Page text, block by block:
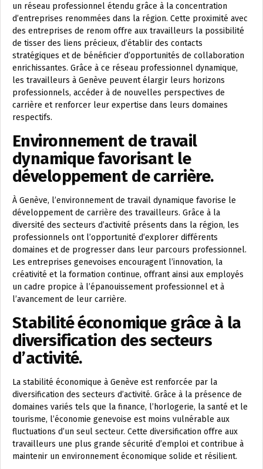
un réseau professionnel étendu grâce à la concentration
d’entreprises renommées dans la région. Cette proximité avec
des entreprises de renom offre aux travailleurs la possibilité
de tisser des liens précieux, d’établir des contacts
stratégiques et de bénéficier d’opportunités de collaboration
enrichissantes. Grâce à ce réseau professionnel dynamique,
les travailleurs à Genève peuvent élargir leurs horizons
professionnels, accéder à de nouvelles perspectives de
carrière et renforcer leur expertise dans leurs domaines
respectifs.
Environnement de travail
dynamique favorisant le
développement de carrière.
À Genève, l’environnement de travail dynamique favorise le
développement de carrière des travailleurs. Grâce à la
diversité des secteurs d’activité présents dans la région, les
professionnels ont l’opportunité d’explorer différents
domaines et de progresser dans leur parcours professionnel.
Les entreprises genevoises encouragent l’innovation, la
créativité et la formation continue, offrant ainsi aux employés
un cadre propice à l’épanouissement professionnel et à
l’avancement de leur carrière.
Stabilité économique grâce à la
diversification des secteurs
d’activité.
La stabilité économique à Genève est renforcée par la
diversification des secteurs d’activité. Grâce à la présence de
domaines variés tels que la finance, l’horlogerie, la santé et le
tourisme, l’économie genevoise est moins vulnérable aux
fluctuations d’un seul secteur. Cette diversification offre aux
travailleurs une plus grande sécurité d’emploi et contribue à
maintenir un environnement économique solide et résilient.